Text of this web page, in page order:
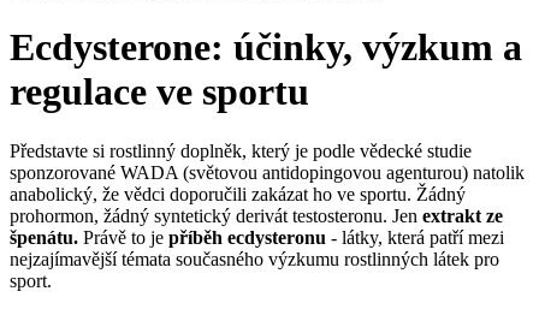
Ecdysterone: účinky, výzkum a
regulace ve sportu
Představte si rostlinný doplněk, který je podle vědecké studie
sponzorované WADA (světovou antidopingovou agenturou) natolik
anabolický, že vědci doporučili zakázat ho ve sportu. Žádný
prohormon, žádný syntetický derivát testosteronu. Jen extrakt ze
špenátu. Právě to je příběh ecdysteronu - látky, která patří mezi
nejzajímavější témata současného výzkumu rostlinných látek pro
sport.